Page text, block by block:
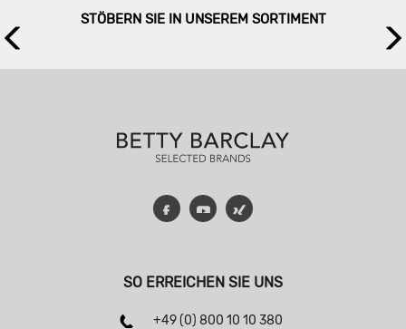
STÖBERN SIE IN UNSEREM SORTIMENT
FacebookYouTube
SO ERREICHEN SIE UNS
+49 (0) 800 10 10 380